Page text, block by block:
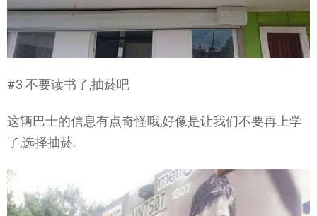
#3 不要读书了,抽菸吧
这辆巴士的信息有点奇怪哦,好像是让我们不要再上学
了,选择抽菸.